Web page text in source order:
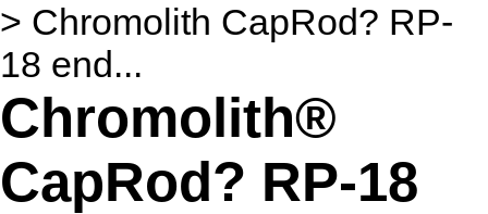
> Chromolith CapRod? RP-
18 end...
Chromolith®
CapRod? RP-18